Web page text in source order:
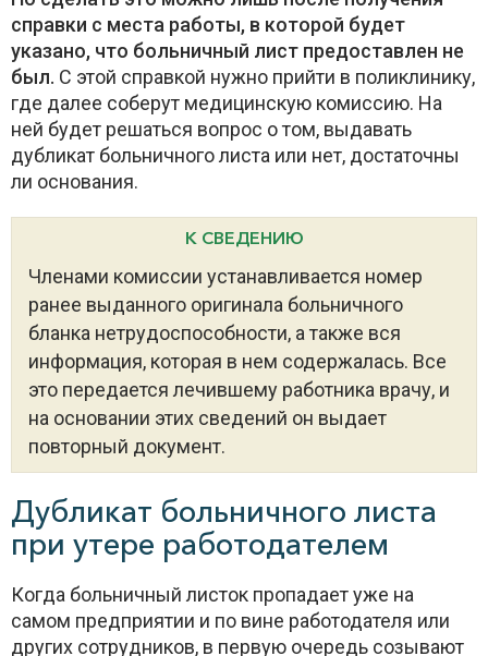
справки с места работы, в которой будет
указано, что больничный лист предоставлен не
был. С этой справкой нужно прийти в поликлинику,
где далее соберут медицинскую комиссию. На
ней будет решаться вопрос о том, выдавать
дубликат больничного листа или нет, достаточны
ли основания.
К СВЕДЕНИЮ
Членами комиссии устанавливается номер
ранее выданного оригинала больничного
бланка нетрудоспособности, а также вся
информация, которая в нем содержалась. Все
это передается лечившему работника врачу, и
на основании этих сведений он выдает
повторный документ.
Дубликат больничного листа
при утере работодателем
Когда больничный листок пропадает уже на
самом предприятии и по вине работодателя или
других сотрудников, в первую очередь созывают